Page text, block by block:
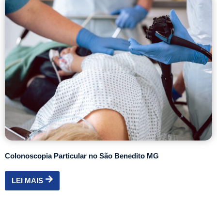
Colonoscopia Particular no São Benedito MG
LEI MAIS